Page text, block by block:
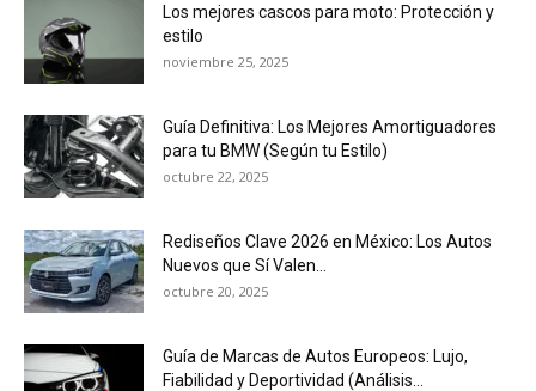
Los mejores cascos para moto: Protección y
estilo
noviembre 25, 2025
Guía Definitiva: Los Mejores Amortiguadores
para tu BMW (Según tu Estilo)
octubre 22, 2025
Rediseños Clave 2026 en México: Los Autos
Nuevos que Sí Valen...
octubre 20, 2025
Guía de Marcas de Autos Europeos: Lujo,
Fiabilidad y Deportividad (Análisis...